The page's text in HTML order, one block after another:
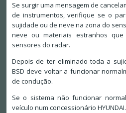
Se surgir uma mensagem de
de instrumentos, verifique se o
sujidade ou de neve na zona do
neve ou materiais estranhos
sensores do radar.
Depois de ter eliminado toda a
BSD deve voltar a funcionar
de condução.
Se o sistema não funcionar
veículo num concessionário HYUNDAI.